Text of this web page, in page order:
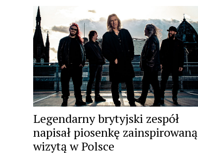
Legendarny brytyjski zespół
napisał piosenkę zainspirowaną
wizytą w Polsce